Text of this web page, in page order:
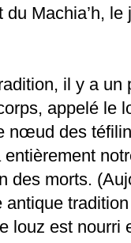
du Machia’h,
il y a
appelé le
nœud des
entièrement
des morts.
antique
louz est nourri